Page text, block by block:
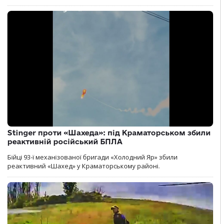
Stinger проти «Шахеда»: під Краматорськом збили
реактивній російський БПЛА
Бійці 93-ї механізованої бригади «Холодний Яр» збили
реактивний «Шахед» у Краматорському районі.